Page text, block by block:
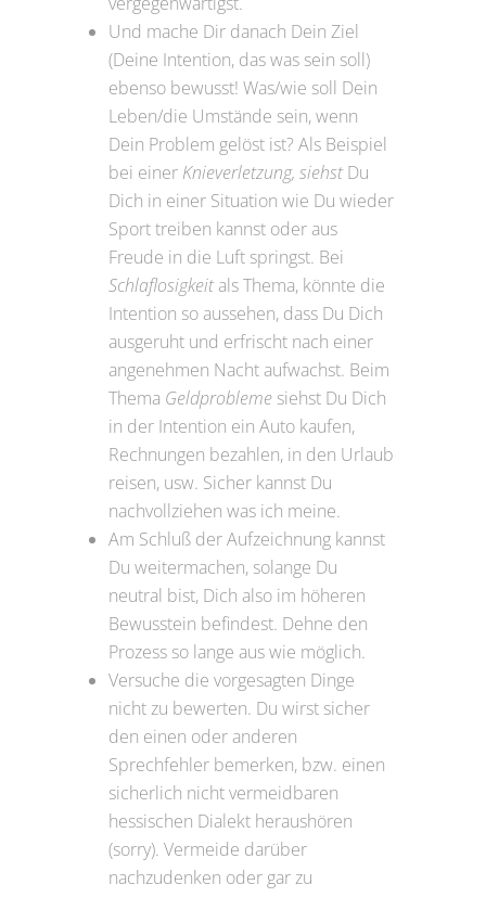
Und mache Dir danach Dein Ziel
(Deine Intention, das was sein soll)
ebenso bewusst! Was/wie soll Dein
Leben/die Umstände sein, wenn
Dein Problem gelöst ist? Als Beispiel
bei einer Knieverletzung, siehstDu
Dich in einer Situation wie Du wieder
Sport treiben kannst oder aus
Freude in die Luft springst. Bei
Schlaflosigkeitals Thema, könnte die
Intention so aussehen, dass Du Dich
ausgeruht und erfrischt nach einer
angenehmen Nacht aufwachst. Beim
Thema Geldprobleme siehst Du Dich
in der Intention ein Auto kaufen,
Rechnungen bezahlen, in den Urlaub
reisen, usw. Sicher kannst Du
nachvollziehen was ich meine.
Am Schluß der Aufzeichnung kannst
Du weitermachen, solange Du
neutral bist, Dich also im höheren
Bewusstein befindest. Dehne den
Prozess so lange aus wie möglich.
Versuche die vorgesagten Dinge
nicht zu bewerten. Du wirst sicher
den einen oder anderen
Sprechfehler bemerken, bzw. einen
sicherlich nicht vermeidbaren
hessischen Dialekt heraushören
(sorry). Vermeide darüber
nachzudenken oder gar zu